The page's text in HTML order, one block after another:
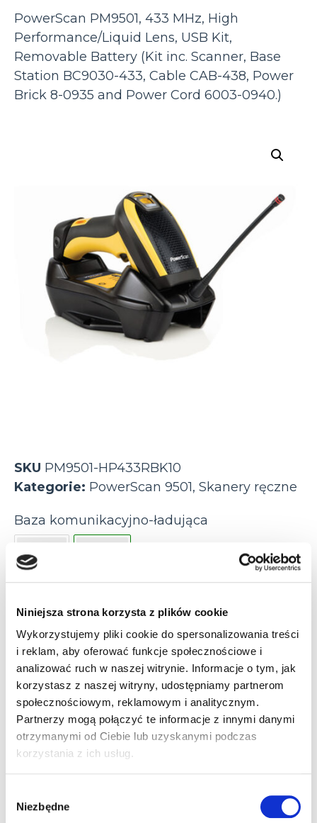
Niniejsza strona korzysta z plików cookie
Wykorzystujemy pliki cookie do spersonalizowania treści
i reklam, aby oferować funkcje społecznościowe i
analizować ruch w naszej witrynie. Informacje o tym, jak
korzystasz z naszej witryny, udostępniamy partnerom
społecznościowym, reklamowym i analitycznym.
Partnerzy mogą połączyć te informacje z innymi danymi
otrzymanymi od Ciebie lub uzyskanymi podczas
korzystania z ich usług.
zgody
Niezbędne
PowerScan PM9501, 433 MHz, High
Performance/Liquid Lens, USB Kit,
Removable Battery (Kit inc. Scanner, Base
Station BC9030-433, Cable CAB-438, Power
Brick 8-0935 and Power Cord 6003-0940.)
SKU PM9501-HP433RBK10
Kategorie: PowerScan 9501, Skanery ręczne
Baza komunikacyjno-ładująca
433 MHz
910 MHz
Bluetooth 3.0
Klawiatura
16 przycisków (konfigurowalna)
4 przyciski (konfigurowalna)
Odległość odczytu